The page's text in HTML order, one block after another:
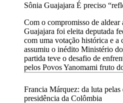
Sônia Guajajara É preciso
Com o compromisso de
Guajajara foi eleita deputada
com uma votação histórica e a
assumiu o inédito Ministério
partida teve o desafio de
pelos Povos Yanomami fruto
Francia Márquez: da luta
presidência da Colômbia